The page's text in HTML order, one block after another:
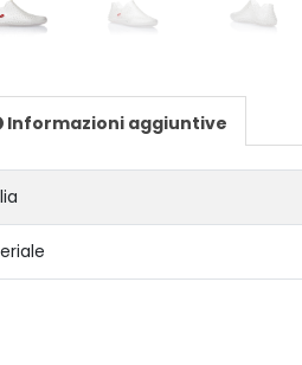
Informazioni aggiuntive